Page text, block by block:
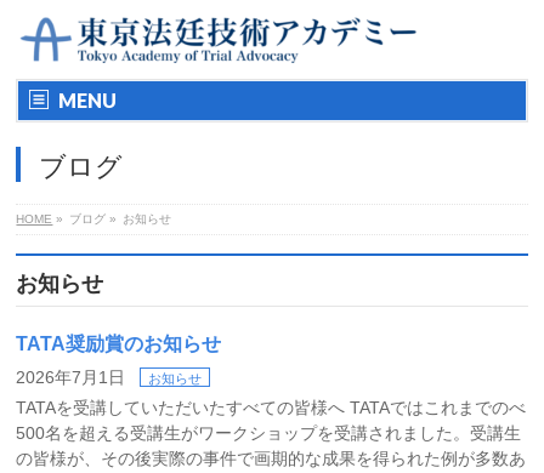
MENU
ブログ
HOME » ブログ » お知らせ
お知らせ
TATA奨励賞のお知らせ
2026年7月1日 お知らせ
TATAを受講していただいたすべての皆様へ TATAではこれまでのべ
500名を超える受講生がワークショップを受講されました。受講生
の皆様が、その後実際の事件で画期的な成果を得られた例が多数あ